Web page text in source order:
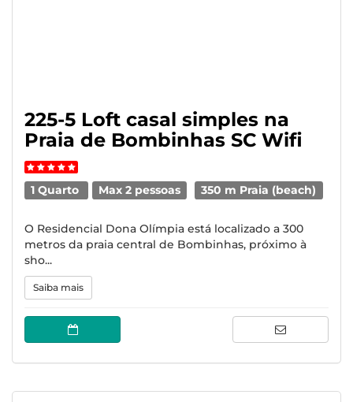
225-5 Loft casal simples na
Praia de Bombinhas SC Wifi
1 Quarto Max 2 pessoas 350 m Praia (beach)
O Residencial Dona Olímpia está localizado a 300
metros da praia central de Bombinhas, próximo à
sho...
Saiba mais